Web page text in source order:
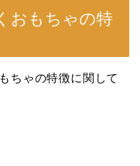
おもちゃの特
ちゃの特徴に関して